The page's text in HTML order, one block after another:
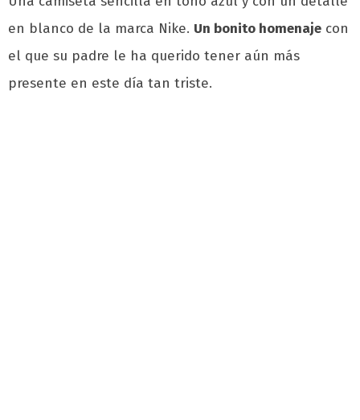
en blanco de la marca Nike. Un bonito homenaje con
el que su padre le ha querido tener aún más
presente en este día tan triste.